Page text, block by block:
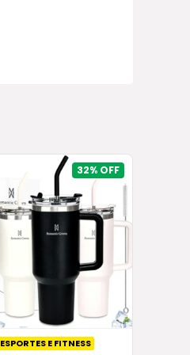
32%
ESPORTES E FITNESS